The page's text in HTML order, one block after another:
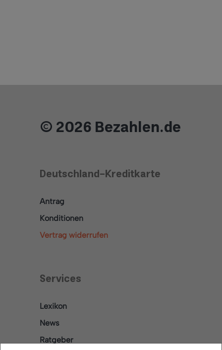
© 2026 Bezahlen.de
Deutschland-Kreditkarte
Antrag
Konditionen
Vertrag widerrufen
Services
Lexikon
News
Ratgeber